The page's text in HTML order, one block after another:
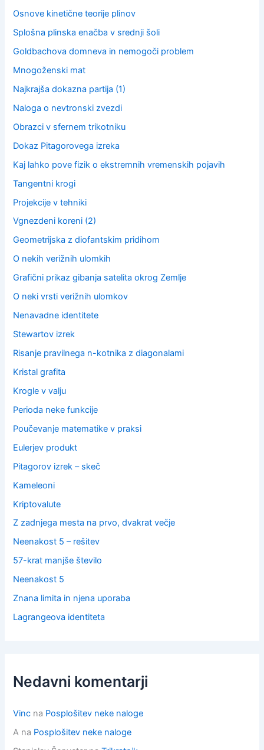
Osnove kinetične teorije plinov
Splošna plinska enačba v srednji šoli
Goldbachova domneva in nemogoči problem
Mnogoženski mat
Najkrajša dokazna partija (1)
Naloga o nevtronski zvezdi
Obrazci v sfernem trikotniku
Dokaz Pitagorovega izreka
Kaj lahko pove fizik o ekstremnih vremenskih pojavih
Tangentni krogi
Projekcije v tehniki
Vgnezdeni koreni (2)
Geometrijska z diofantskim pridihom
O nekih verižnih ulomkih
Grafični prikaz gibanja satelita okrog Zemlje
O neki vrsti verižnih ulomkov
Nenavadne identitete
Stewartov izrek
Risanje pravilnega n-kotnika z diagonalami
Kristal grafita
Krogle v valju
Perioda neke funkcije
Poučevanje matematike v praksi
Eulerjev produkt
Pitagorov izrek – skeč
Kameleoni
Kriptovalute
Z zadnjega mesta na prvo, dvakrat večje
Neenakost 5 – rešitev
57-krat manjše število
Neenakost 5
Znana limita in njena uporaba
Lagrangeova identiteta
Nedavni komentarji
Vinc na Posplošitev neke naloge
A na Posplošitev neke naloge